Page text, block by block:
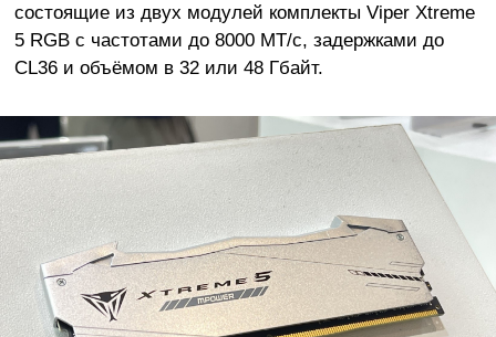
состоящие из двух модулей комплекты Viper Xtreme
5 RGB с частотами до 8000 МТ/с, задержками до
CL36 и объёмом в 32 или 48 Гбайт.